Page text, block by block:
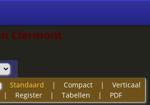
Clermont
Standaard | Compact| Verticaal
Register| Tabellen | PDF